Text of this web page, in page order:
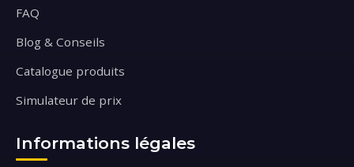
FAQ
Blog & Conseils
Catalogue produits
Simulateur de prix
Informations légales